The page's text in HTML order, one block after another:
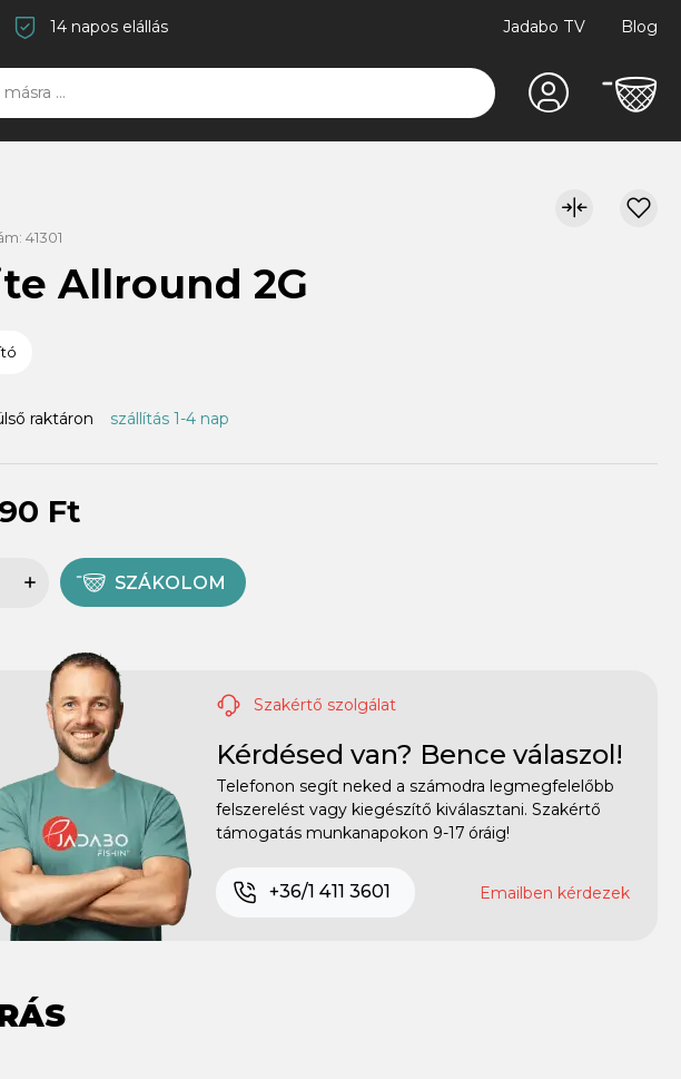
14 napos elállás Jadabo TV Blog
41301
Allround 2G
raktáron szállítás 1-4 nap
Ft
SZÁKOLOM
Szakértő szolgálat
Kérdésed van? Bence válaszol!
Telefonon segít neked a számodra legmegfelelőbb
felszerelést vagy kiegészítő kiválasztani. Szakértő
támogatás munkanapokon 9-17 óráig!
+36/1 411 3601 Emailben kérdezek